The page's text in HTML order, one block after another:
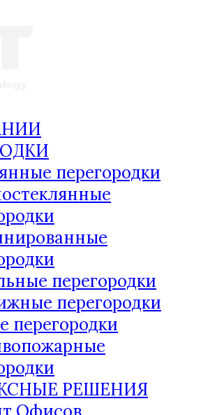
перегородки
перегородки
перегородки
перегородки
РЕШЕНИЯ